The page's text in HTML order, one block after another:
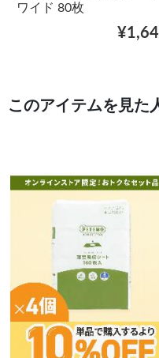
ワイド 80枚
このアイテムを見た